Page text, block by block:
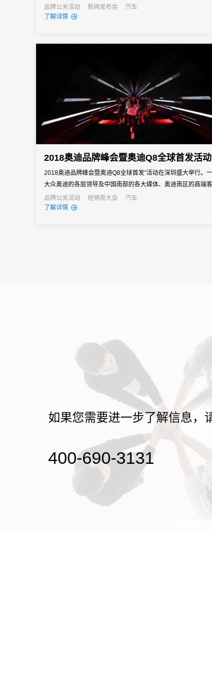
这次的发布会更像一场大型粉丝嘉年华，汇聚了来自全国各地的
马车迷以及花花歌迷，现场气氛超嗨！
品牌公关活动 新闻发布会
汽车
了解详情
2018奥迪品牌峰会暨奥迪Q8全球首发活动
2018奥迪品牌峰会暨奥迪Q8全球首发”活动在深圳盛大举行。
大众奥迪的各层领导及中国南部的各大媒体、奥迪南区的高端
数百人出席本次活动。31会议作为本次大会的独家数字会务支持
位，为其提供了一站式全流程的数字会议管理解决方案。
品牌公关活动 经销商大会
汽车
了解详情
如果您需要进一步了解信息，
400-690-3131